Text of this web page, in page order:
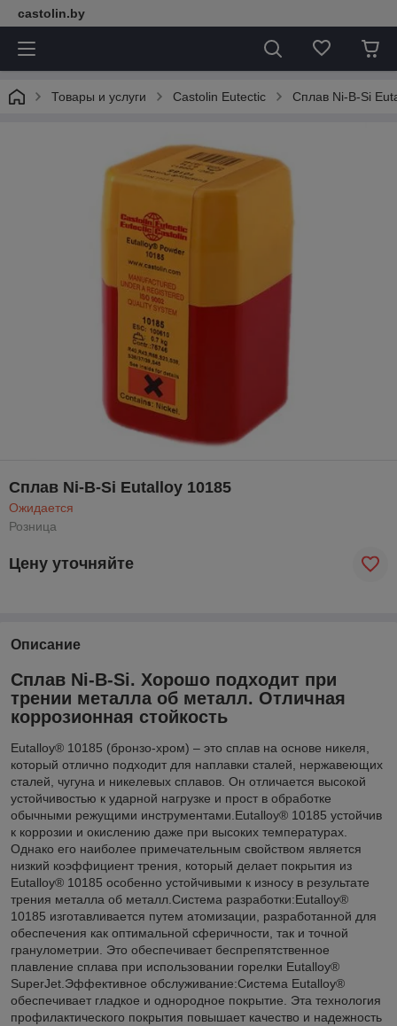
castolin.by
Товары и услуги Castolin Eutectic Сплав Ni-B-Si
Сплав Ni-B-Si Eutalloy 10185
Ожидается
Розница
Цену уточняйте
Описание
Сплав Ni-B-Si. Хорошо подходит при
трении металла об металл. Отличная
коррозионная стойкость
Eutalloy® 10185 (бронзо-хром) – это сплав на основе никеля,
который отлично подходит для наплавки сталей, нержавеющих
сталей, чугуна и никелевых сплавов. Он отличается высокой
устойчивостью к ударной нагрузке и прост в обработке
обычными режущими инструментами.Eutalloy® 10185 устойчив
к коррозии и окислению даже при высоких температурах.
Однако его наиболее примечательным свойством является
низкий коэффициент трения, который делает покрытия из
Eutalloy® 10185 особенно устойчивыми к износу в результате
трения металла об металл.Система разработки:Eutalloy®
10185 изготавливается путем атомизации, разработанной для
обеспечения как оптимальной сферичности, так и точной
гранулометрии. Это обеспечивает беспрепятственное
плавление сплава при использовании горелки Eutalloy®
SuperJet.Эффективное обслуживание:Система Eutalloy®
обеспечивает гладкое и однородное покрытие. Эта технология
профилактического покрытия повышает качество и надежность